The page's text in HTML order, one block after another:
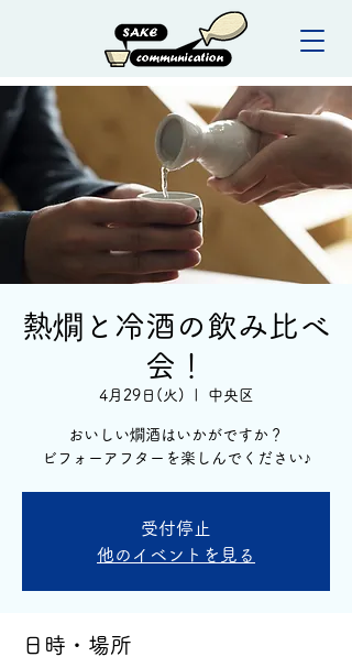
熱燗と冷酒の飲み比べ
会！
4月29日(火) 中央区
おいしい燗酒はいかがですか？
ビフォーアフターを楽しんでください♪
受付停止
他のイベントを見る
日時・場所